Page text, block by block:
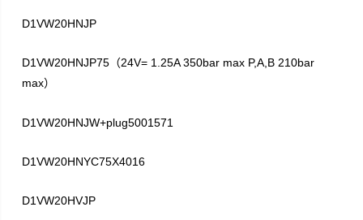
D1VW20HNJP
D1VW20HNJP75 （24V= 1.25A 350bar max P,A,B 210bar
max）
D1VW20HNJW+plug5001571
D1VW20HNYC75X4016
D1VW20HVJP